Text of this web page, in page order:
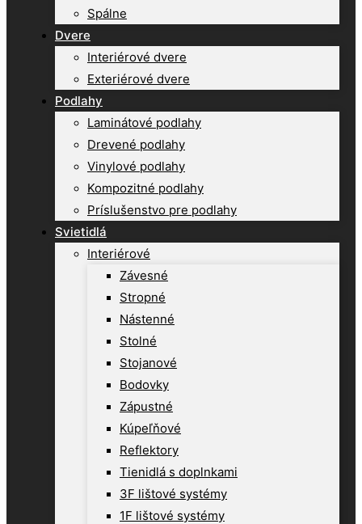
Spálne
Dvere
Interiérové dvere
Exteriérové dvere
Podlahy
Laminátové podlahy
Drevené podlahy
Vinylové podlahy
Kompozitné podlahy
Príslušenstvo pre podlahy
Svietidlá
Interiérové
Závesné
Stropné
Nástenné
Stolné
Stojanové
Bodovky
Zápustné
Kúpeľňové
Reflektory
Tienidlá s doplnkami
3F lištové systémy
1F lištové systémy